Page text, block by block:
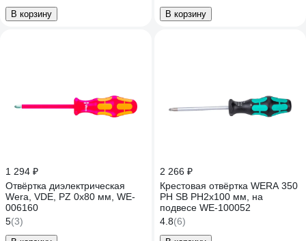
В корзину В корзину
1 294 ₽
Отвёртка диэлектрическая
Wera, VDE, PZ 0х80 мм, WE-
006160
5(3)
2 266 ₽
Крестовая отвёртка WERA 350
PH SB PH2x100 мм, на
подвесе WE-100052
4.8(6)